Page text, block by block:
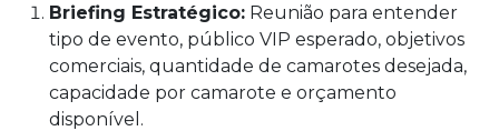
Briefing Estratégico: Reunião para entender
tipo de evento, público VIP esperado, objetivos
comerciais, quantidade de camarotes desejada,
capacidade por camarote e orçamento
disponível.